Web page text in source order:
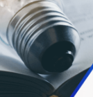
ECサイト構築